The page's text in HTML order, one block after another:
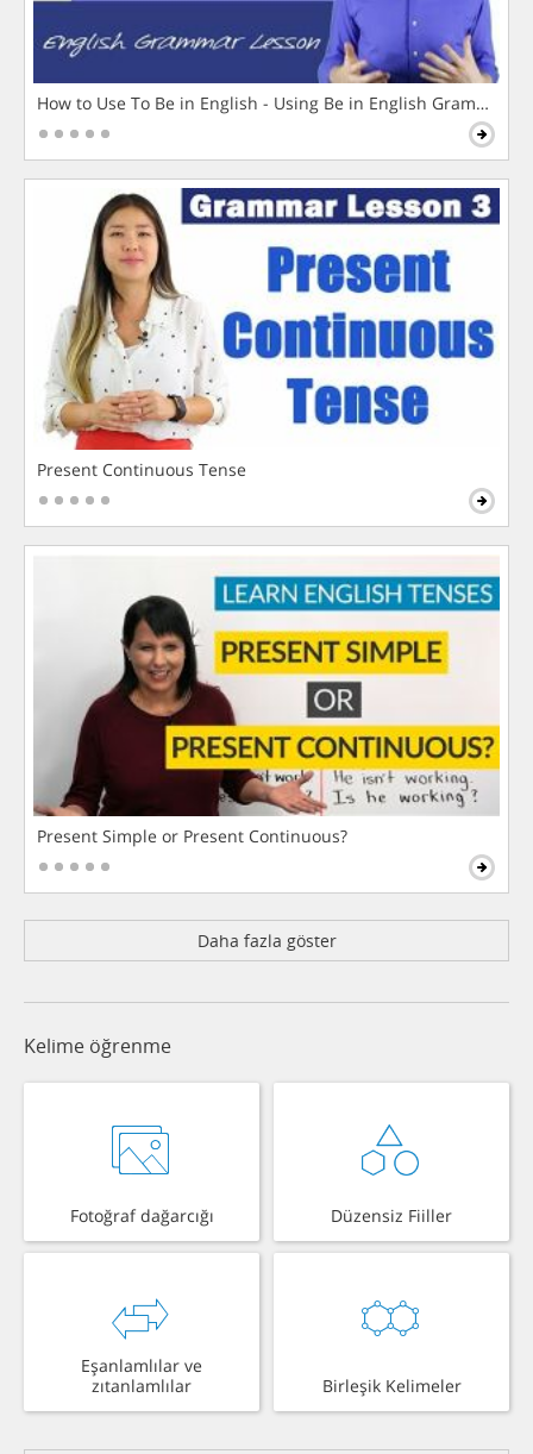
How to Use To Be in English - Using Be in English Grammar
Present Continuous Tense
Present Simple or Present Continuous?
Daha fazla göster
Kelime öğrenme
Fotoğraf dağarcığı Düzensiz Fiiller
Eşanlamlılar ve
zıtanlamlılar
Birleşik Kelimeler